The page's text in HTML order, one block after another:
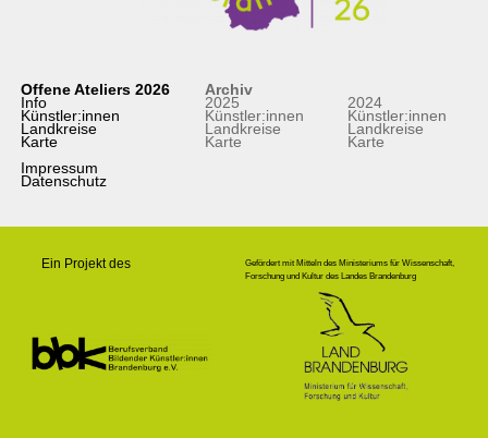
Offene Ateliers 2026
Info
Künstler:innen
Landkreise
Karte
Impressum
Datenschutz
Archiv
2025
Künstler:innen
Landkreise
Karte
2024
Künstler:innen
Landkreise
Karte
Ein Projekt des
Gefördert mit Mitteln des Ministeriums für Wissenschaft,
Forschung und Kultur des Landes Brandenburg